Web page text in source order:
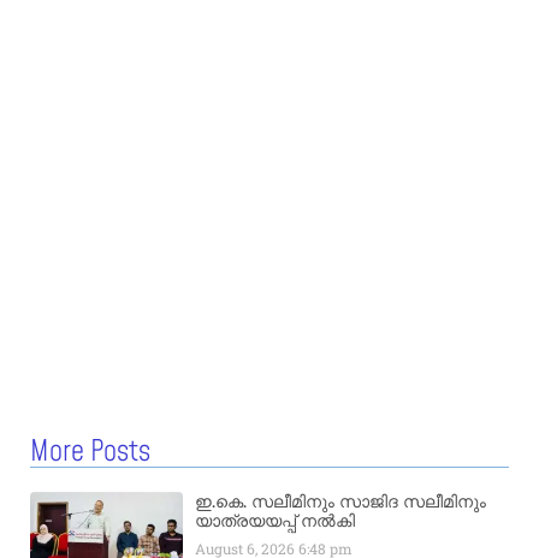
More Posts
ഇ.കെ. സലീമിനും സാജിദ സലീമിനും
യാത്രയയപ്പ് നൽകി
August 6, 20266:48 pm